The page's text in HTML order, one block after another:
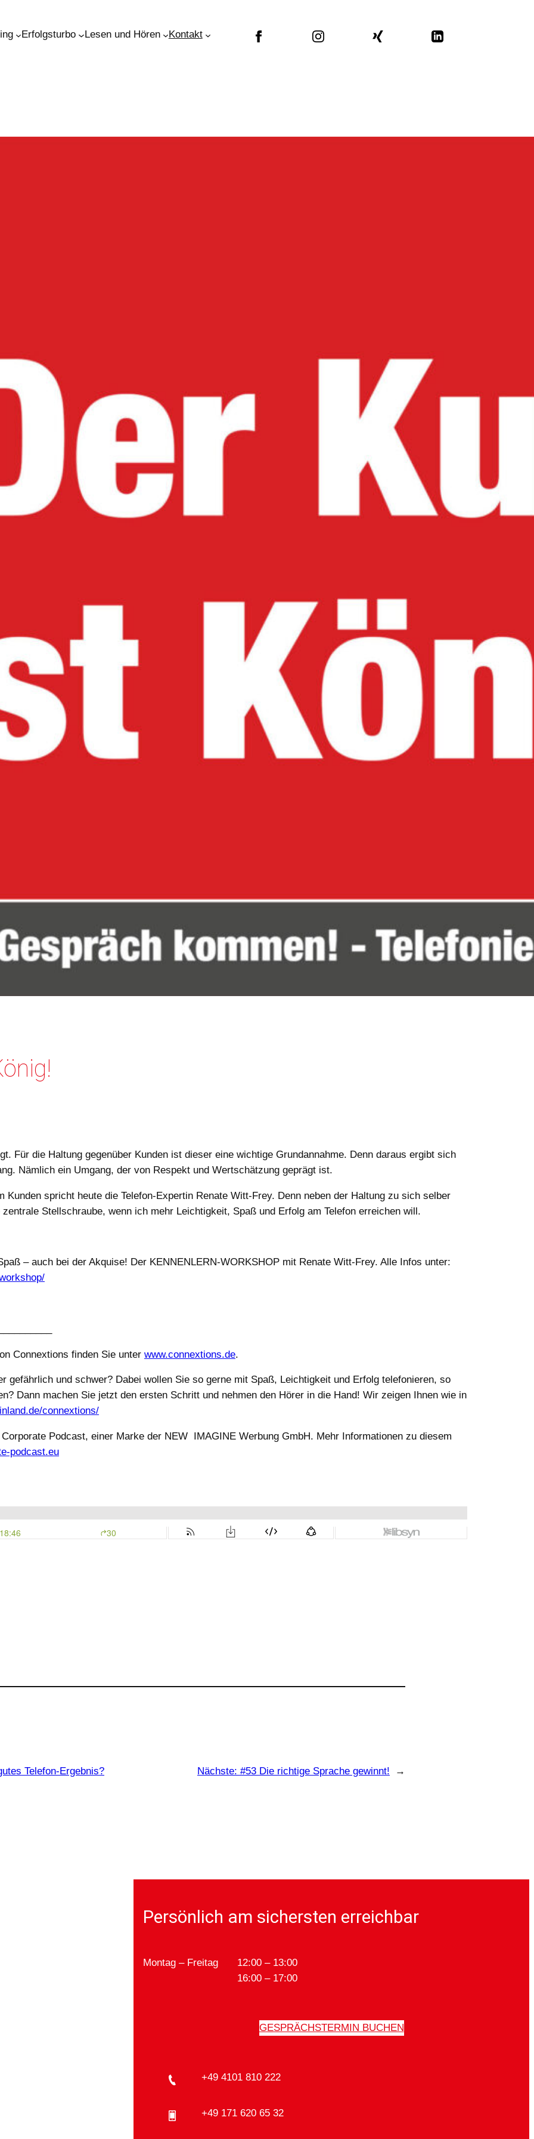
Erfolgsturbo Lesen und Hören Kontakt
Für die Haltung gegenüber Kunden ist dieser eine wichtige Grundannahme. Denn daraus ergibt sich
Nämlich ein Umgang, der von Respekt und Wertschätzung geprägt ist.
Kunden spricht heute die Telefon-Expertin Renate Witt-Frey. Denn neben der Haltung zu sich selber
Stellschraube, wenn ich mehr Leichtigkeit, Spaß und Erfolg am Telefon erreichen will.
– auch bei der Akquise! Der KENNENLERN-WORKSHOP mit Renate Witt-Frey. Alle Infos unter:
Connextions finden Sie unter www.connextions.de.
gefährlich und schwer? Dabei wollen Sie so gerne mit Spaß, Leichtigkeit und Erfolg telefonieren, so
Dann machen Sie jetzt den ersten Schritt und nehmen den Hörer in die Hand! Wir zeigen Ihnen wie in
connextions/
Podcast, einer Marke der NEW
IMAGINE Werbung GmbH. Mehr Informationen zu diesem
podcast.eu
Telefon-Ergebnis? Nächste: #53 Die richtige Sprache gewinnt! →
Persönlich am sichersten erreichbar
Montag – Freitag
12:00 – 13:00
16:00 – 17:00
GESPRÄCHSTERMIN BUCHEN
+49 4101 810 222
+49 171 620 65 32